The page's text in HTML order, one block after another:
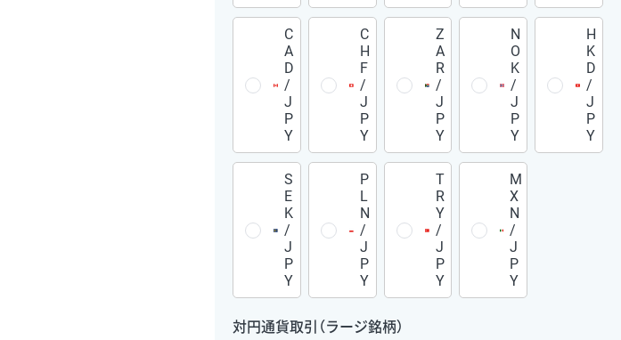
C
A
D
/
J
P
Y
C
H
F
/
J
P
Y
Z
A
R
/
J
P
Y
N
O
K
/
J
P
Y
H
K
D
/
J
P
Y
S
E
K
/
J
P
Y
P
L
N
/
J
P
Y
T
R
Y
/
J
P
Y
M
X
N
/
J
P
Y
対円通貨取引（ラージ銘柄）